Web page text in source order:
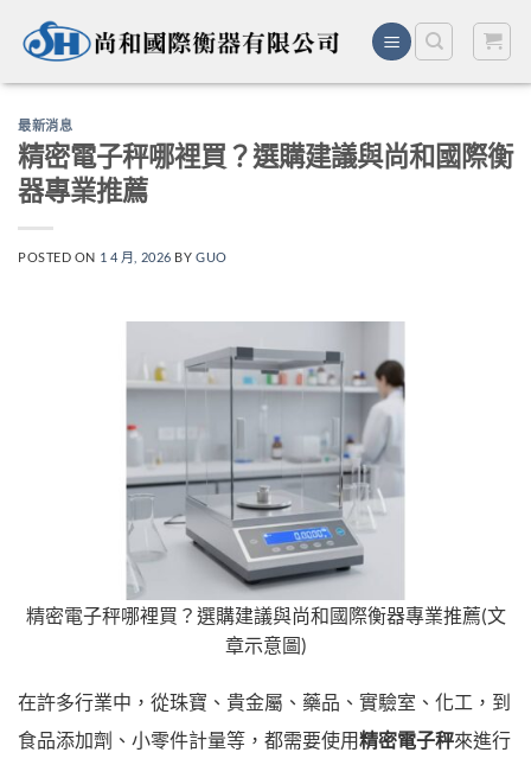
最新消息
精密電子秤哪裡買？選購建議與尚和國際衡
器專業推薦
POSTED ON 1 4 月, 2026 BYGUO
精密電子秤哪裡買？選購建議與尚和國際衡器專業推薦(文
章示意圖)
在許多行業中，從珠寶、貴金屬、藥品、實驗室、化工，到
食品添加劑、小零件計量等，都需要使用精密電子秤來進行